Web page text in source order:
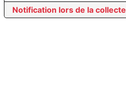
Notification lors de la collecte